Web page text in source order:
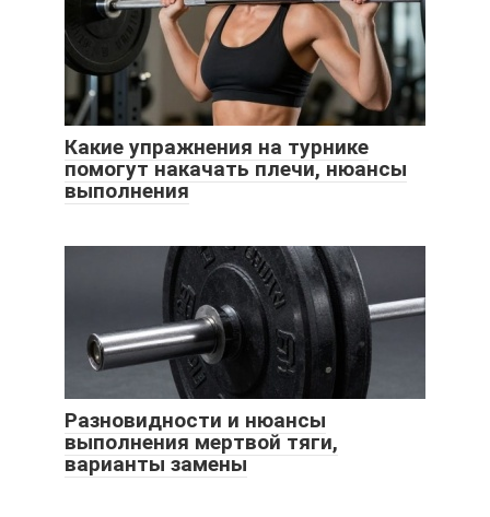
Какие упражнения на турнике
помогут накачать плечи, нюансы
выполнения
Разновидности и нюансы
выполнения мертвой тяги,
варианты замены